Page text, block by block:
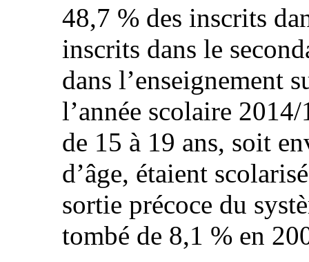
48,7 % des inscrits
inscrits dans le
dans l’enseignement
l’année scolaire
de 15 à 19 ans, soit
d’âge, étaient
sortie précoce du
tombé de 8,1 % en